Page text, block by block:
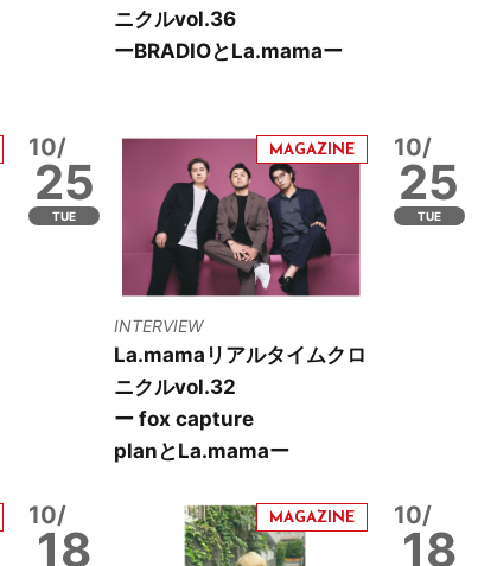
ニクルvol.36
ーBRADIOとLa.mamaー
10/
25
TUE
INTERVIEW
La.mamaリアルタイムクロ
ニクルvol.32
ー fox capture
planとLa.mamaー
10/
25
TUE
10/
18
10/
18